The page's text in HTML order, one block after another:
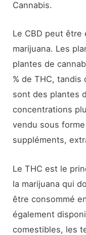
Cannabis.
Le CBD peut être
marijuana. Les
plantes de
% de THC, tandis
sont des plantes
concentrations
vendu sous
suppléments,
Le THC est le
la marijuana qui
être consommé
également
comestibles, les